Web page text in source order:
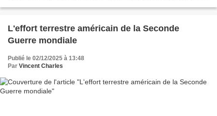
L'effort terrestre américain de la Seconde
Guerre mondiale
Publié le 02/12/2025 à 13:48
Par Vincent Charles